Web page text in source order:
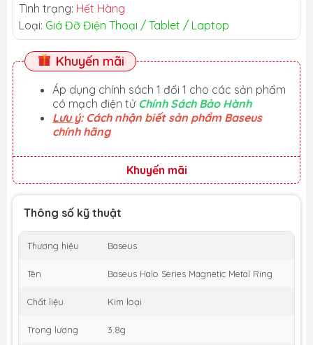
Tình trạng: Hết Hàng
Loại: Giá Đỡ Điện Thoại / Tablet / Laptop
Khuyến mãi
Áp dụng chính sách 1 đổi 1 cho các sản phẩm
có mạch điện tử Chính Sách Bảo Hành
Lưu ý: Cách nhận biết sản phẩm Baseus
chính hãng
Khuyến mãi
Thông số kỹ thuật
Thương hiệu Baseus
Tên Baseus Halo Series Magnetic Metal Ring
Chất liệu Kim loại
Trọng lượng 3.8g